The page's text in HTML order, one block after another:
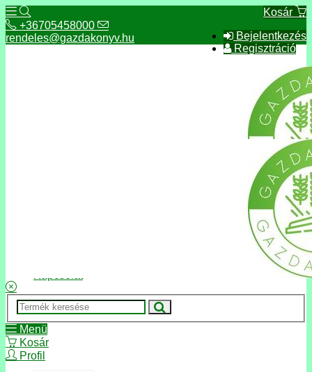
Kosár
Bejelentkezés
Regisztráció
+36705458000
rendeles@gazdakonyv.hu
Menü
Kosár
Profil